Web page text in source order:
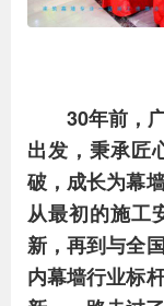
30年前，
出发，秉承匠
破，成长为幕
从最初的施工
新，再到与全
内幕墙行业标